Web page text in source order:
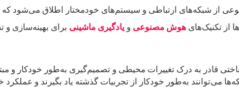
از شبکه‌های ارتباطی و سیستم‌های خودمختار اطلاق می‌شود که
از تکنیک‌های هوش مصنوعی و یادگیری ماشینی برای بهینه‌سازی و
قادر به درک تغییرات محیطی و تصمیم‌گیری به‌طور خودکار و
می‌توانند به‌طور خودکار از تجربیات گذشته یاد بگیرند و